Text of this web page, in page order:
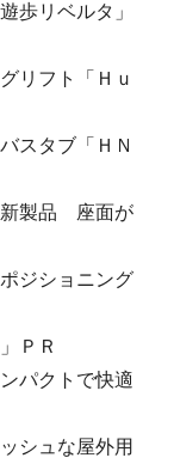
歩リベルタ」
リフト「Ｈｕ
スタブ「ＨＮ
新製品 座面が
ジショニング
ＰＲ
パクトで快適
シュな屋外用